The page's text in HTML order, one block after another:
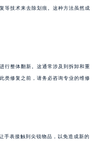
等技术来去除划痕。这种方法虽然成
行整体翻新。这通常涉及到拆卸和重
类修复之前，请务必咨询专业的维修
手表接触到尖锐物品，以免造成新的